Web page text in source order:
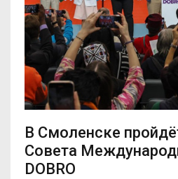
В Смоленске
Совета
DOBRO